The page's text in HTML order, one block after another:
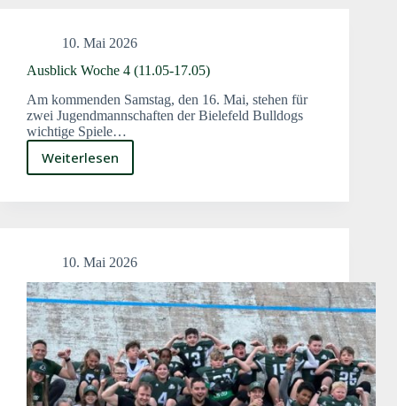
10. Mai 2026
Ausblick Woche 4 (11.05-17.05)
Am kommenden Samstag, den 16. Mai, stehen für
zwei Jugendmannschaften der Bielefeld Bulldogs
wichtige Spiele…
Weiterlesen
Ausblick
4
10. Mai 2026